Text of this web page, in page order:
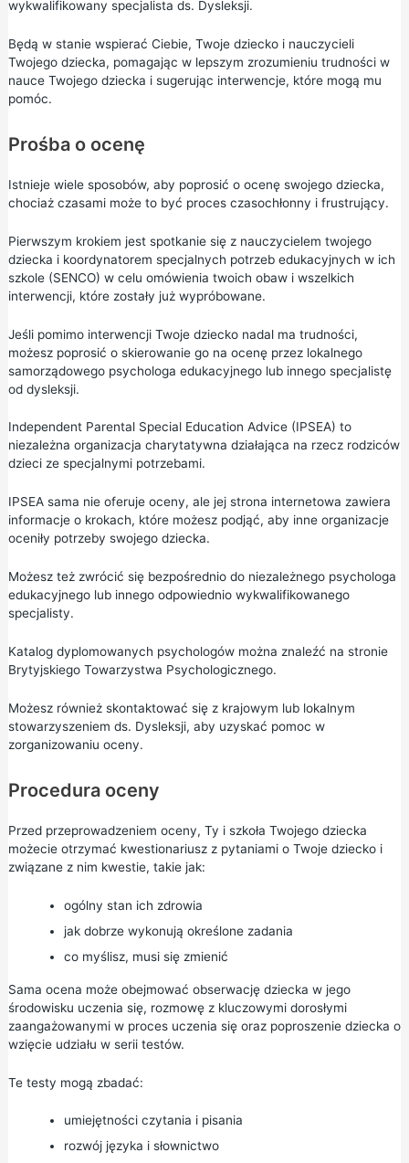
wykwalifikowany specjalista ds. Dysleksji.
Będą w stanie wspierać Ciebie, Twoje dziecko i nauczycieli
Twojego dziecka, pomagając w lepszym zrozumieniu trudności w
nauce Twojego dziecka i sugerując interwencje, które mogą mu
pomóc.
Prośba o ocenę
Istnieje wiele sposobów, aby poprosić o ocenę swojego dziecka,
chociaż czasami może to być proces czasochłonny i frustrujący.
Pierwszym krokiem jest spotkanie się z nauczycielem twojego
dziecka i koordynatorem specjalnych potrzeb edukacyjnych w ich
szkole (SENCO) w celu omówienia twoich obaw i wszelkich
interwencji, które zostały już wypróbowane.
Jeśli pomimo interwencji Twoje dziecko nadal ma trudności,
możesz poprosić o skierowanie go na ocenę przez lokalnego
samorządowego psychologa edukacyjnego lub innego specjalistę
od dysleksji.
Independent Parental Special Education Advice (IPSEA) to
niezależna organizacja charytatywna działająca na rzecz rodziców
dzieci ze specjalnymi potrzebami.
IPSEA sama nie oferuje oceny, ale jej strona internetowa zawiera
informacje o krokach, które możesz podjąć, aby inne organizacje
oceniły potrzeby swojego dziecka.
Możesz też zwrócić się bezpośrednio do niezależnego psychologa
edukacyjnego lub innego odpowiednio wykwalifikowanego
specjalisty.
Katalog dyplomowanych psychologówmożna znaleźć na stronie
Brytyjskiego Towarzystwa Psychologicznego.
Możesz również skontaktować się z krajowym lub lokalnym
stowarzyszeniem ds. Dysleksji, aby uzyskać pomoc w
zorganizowaniu oceny.
Procedura oceny
Przed przeprowadzeniem oceny, Ty i szkoła Twojego dziecka
możecie otrzymać kwestionariusz z pytaniami o Twoje dziecko i
związane z nim kwestie, takie jak:
ogólny stan ich zdrowia
jak dobrze wykonują określone zadania
co myślisz, musi się zmienić
Sama ocena może obejmować obserwację dziecka w jego
środowisku uczenia się, rozmowę z kluczowymi dorosłymi
zaangażowanymi w proces uczenia się oraz poproszenie dziecka o
wzięcie udziału w serii testów.
Te testy mogą zbadać:
umiejętności czytania i pisania
rozwój języka i słownictwo